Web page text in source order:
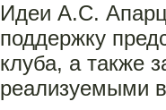
Идеи А.С.
поддержку
клуба, а также
реализуемыми